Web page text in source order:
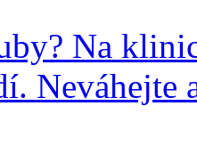
Na
Neváhejte